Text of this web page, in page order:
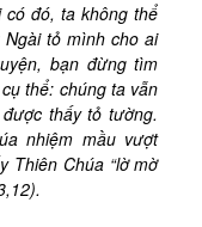
đó, ta không thể
tỏ mình cho ai
bạn đừng tìm
thể: chúng ta vẫn
thấy tỏ tường.
nhiệm mầu vượt
Thiên Chúa “lờ mờ